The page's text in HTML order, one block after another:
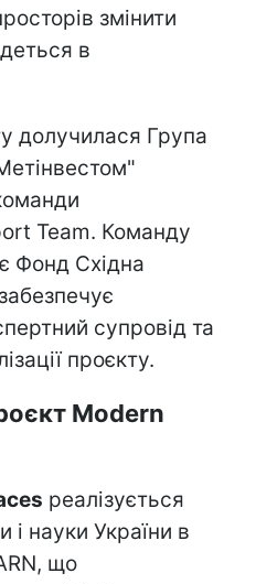
змінити
в
долучилася Група
Team. Команду
Фонд Східна
супровід та
проєкту.
Modern
реалізується
і науки України в
що